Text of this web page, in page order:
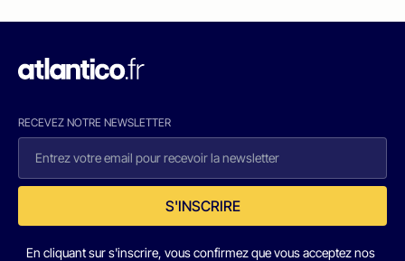
RECEVEZ NOTRE NEWSLETTER
S'INSCRIRE
En cliquant sur s'inscrire, vous confirmez que vous acceptez nos